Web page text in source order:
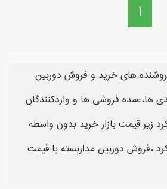
1
های خرید و فروش دوربین
ها،عمده فروشی ها و واردکنندگان
زیر قیمت بازار خرید بدون واسطه
،فروش دوربین مداربسته با قیمت